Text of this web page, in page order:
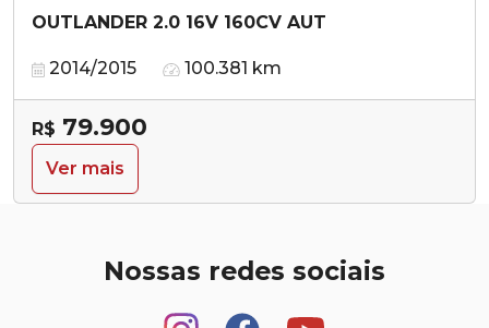
OUTLANDER 2.0 16V 160CV AUT
2014/2015 100.381 km
R$ 79.900
Ver mais
Nossas redes sociais